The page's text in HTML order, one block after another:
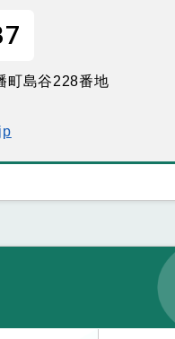
町島谷228番地